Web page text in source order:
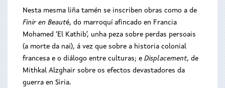
Nesta mesma liña tamén se inscriben obras como a de
Finir en Beauté, do marroquí afincado en Francia
Mohamed ‘El Kathib’, unha peza sobre perdas persoais
(a morte da nai), á vez que sobre a historia colonial
francesa e o diálogo entre culturas; e Displacement, de
Mithkal Alzghair sobre os efectos devastadores da
guerra en Siria.